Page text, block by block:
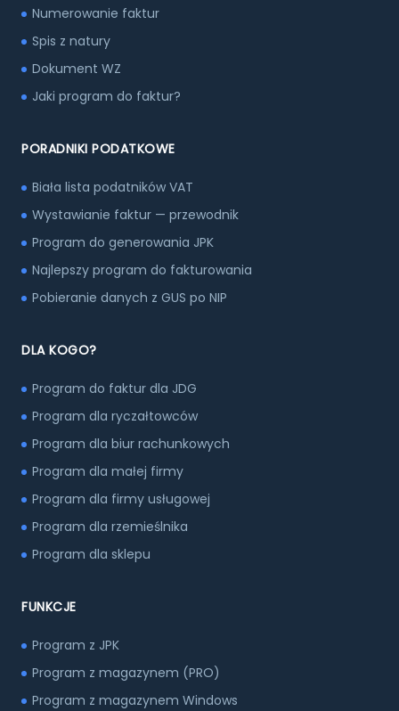
Numerowanie faktur
Spis z natury
Dokument WZ
Jaki program do faktur?
PORADNIKI PODATKOWE
Biała lista podatników VAT
Wystawianie faktur — przewodnik
Program do generowania JPK
Najlepszy program do fakturowania
Pobieranie danych z GUS po NIP
DLA KOGO?
Program do faktur dla JDG
Program dla ryczałtowców
Program dla biur rachunkowych
Program dla małej firmy
Program dla firmy usługowej
Program dla rzemieślnika
Program dla sklepu
FUNKCJE
Program z JPK
Program z magazynem (PRO)
Program z magazynem Windows